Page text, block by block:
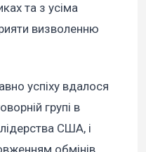
та з усіма
визволенню
успіху вдалося
групі в
США, і